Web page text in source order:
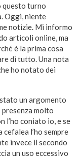
questo turno
Oggi, niente
notizie. Mi informo
articoli online, ma
è la prima cosa
di tutto. Una nota
ho notato dei
un argomento
molto
l’ho coniato io, e se
cefalea l’ho sempre
invece il secondo
un uso eccessivo